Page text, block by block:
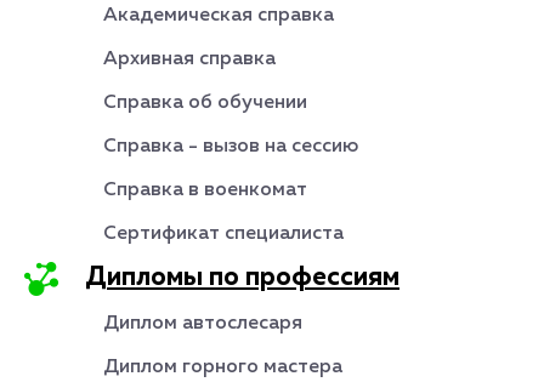
Академическая справка
Архивная справка
Справка об обучении
Справка - вызов на сессию
Справка в военкомат
Сертификат специалиста
Дипломы по профессиям
Диплом автослесаря
Диплом горного мастера